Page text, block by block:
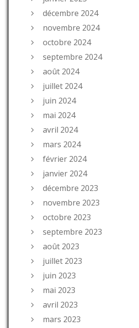
décembre 2024
novembre 2024
octobre 2024
septembre 2024
août 2024
juillet 2024
juin 2024
mai 2024
avril 2024
mars 2024
février 2024
janvier 2024
décembre 2023
novembre 2023
octobre 2023
septembre 2023
août 2023
juillet 2023
juin 2023
mai 2023
avril 2023
mars 2023